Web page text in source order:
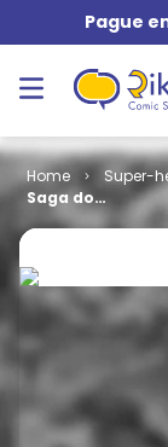
Pague
Super-
Saga do
Monstro do
Livro 4